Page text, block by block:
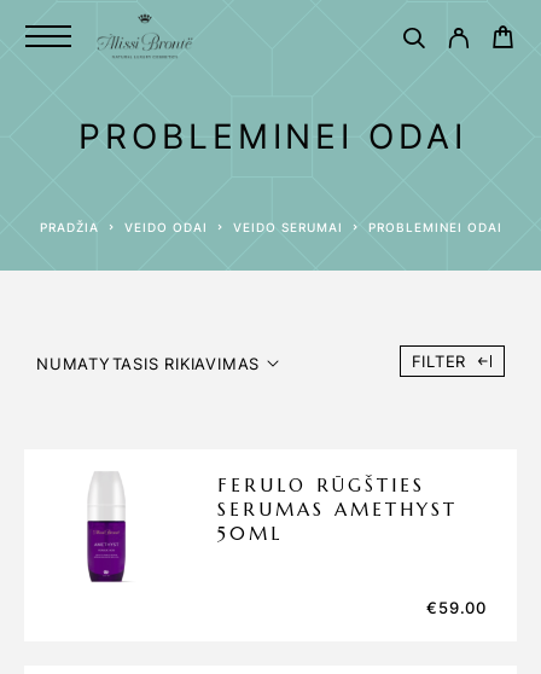
PROBLEMINEI ODAI
PRADŽIA VEIDO ODAI VEIDO SERUMAI PROBLEMINEI ODAI
NUMATYTASIS RIKIAVIMAS FILTER
FERULO RŪGŠTIES
SERUMAS AMETHYST
50ML
€59.00